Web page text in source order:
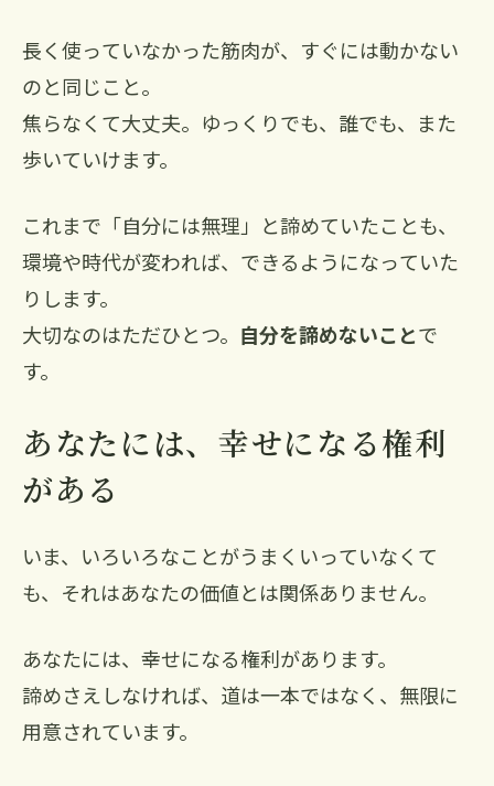
長く使っていなかった筋肉が、すぐには動かない
のと同じこと。
焦らなくて大丈夫。ゆっくりでも、誰でも、また
歩いていけます。
これまで「自分には無理」と諦めていたことも、
環境や時代が変われば、できるようになっていた
りします。
大切なのはただひとつ。 自分を諦めないことで
す。
あなたには、幸せになる権利
がある
いま、いろいろなことがうまくいっていなくて
も、それはあなたの価値とは関係ありません。
あなたには、幸せになる権利があります。
諦めさえしなければ、道は一本ではなく、無限に
用意されています。